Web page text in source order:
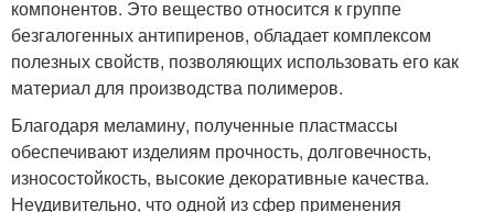
компонентов. Это вещество относится к группе
безгалогенных антипиренов, обладает комплексом
полезных свойств, позволяющих использовать его как
материал для производства полимеров.
Благодаря меламину, полученные пластмассы
обеспечивают изделиям прочность, долговечность,
износостойкость, высокие декоративные качества.
Неудивительно, что одной из сфер применения